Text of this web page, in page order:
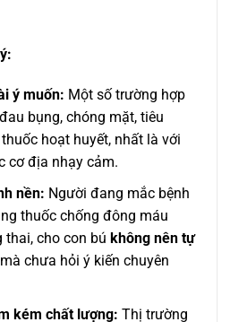
ý muốn: Một số trường hợp
bụng, chóng mặt, tiêu
hoạt huyết, nhất là với
cơ địa nhạy cảm.
nền: Người đang mắc bệnh
thuốc chống đông máu
thai, cho con bú không nên tự
chưa hỏi ý kiến chuyên
kém chất lượng: Thị trường